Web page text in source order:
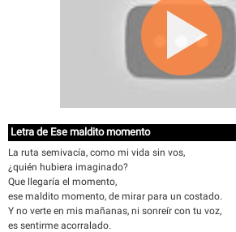
Letra de Ese maldito momento
La ruta semivacía, como mi vida sin vos,
¿quién hubiera imaginado?
Que llegaría el momento,
ese maldito momento, de mirar para un costado.
Y no verte en mis mañanas, ni sonreír con tu voz,
es sentirme acorralado.